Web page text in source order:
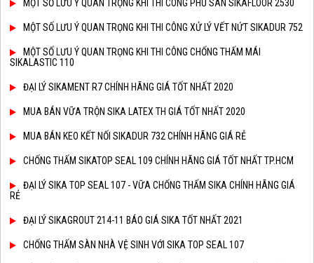
MỘT SỐ LƯU Ý QUAN TRỌNG KHI THI CÔNG PHỦ SÀN SIKAFLOOR 2530
MỘT SỐ LƯU Ý QUAN TRỌNG KHI THI CÔNG XỬ LÝ VẾT NỨT SIKADUR 752
MỘT SỐ LƯU Ý QUAN TRỌNG KHI THI CÔNG CHỐNG THẤM MÁI
SIKALASTIC 110
ĐẠI LÝ SIKAMENT R7 CHÍNH HÃNG GIÁ TỐT NHẤT 2020
MUA BÁN VỮA TRỘN SIKA LATEX TH GIÁ TỐT NHẤT 2020
MUA BÁN KEO KẾT NỐI SIKADUR 732 CHÍNH HÃNG GIÁ RẺ
CHỐNG THẤM SIKATOP SEAL 109 CHÍNH HÃNG GIÁ TỐT NHẤT TP.HCM
ĐẠI LÝ SIKA TOP SEAL 107 - VỮA CHỐNG THẤM SIKA CHÍNH HÃNG GIÁ
RẺ
ĐẠI LÝ SIKAGROUT 214-11 BÁO GIÁ SIKA TỐT NHẤT 2021
CHỐNG THẤM SÀN NHÀ VỆ SINH VỚI SIKA TOP SEAL 107